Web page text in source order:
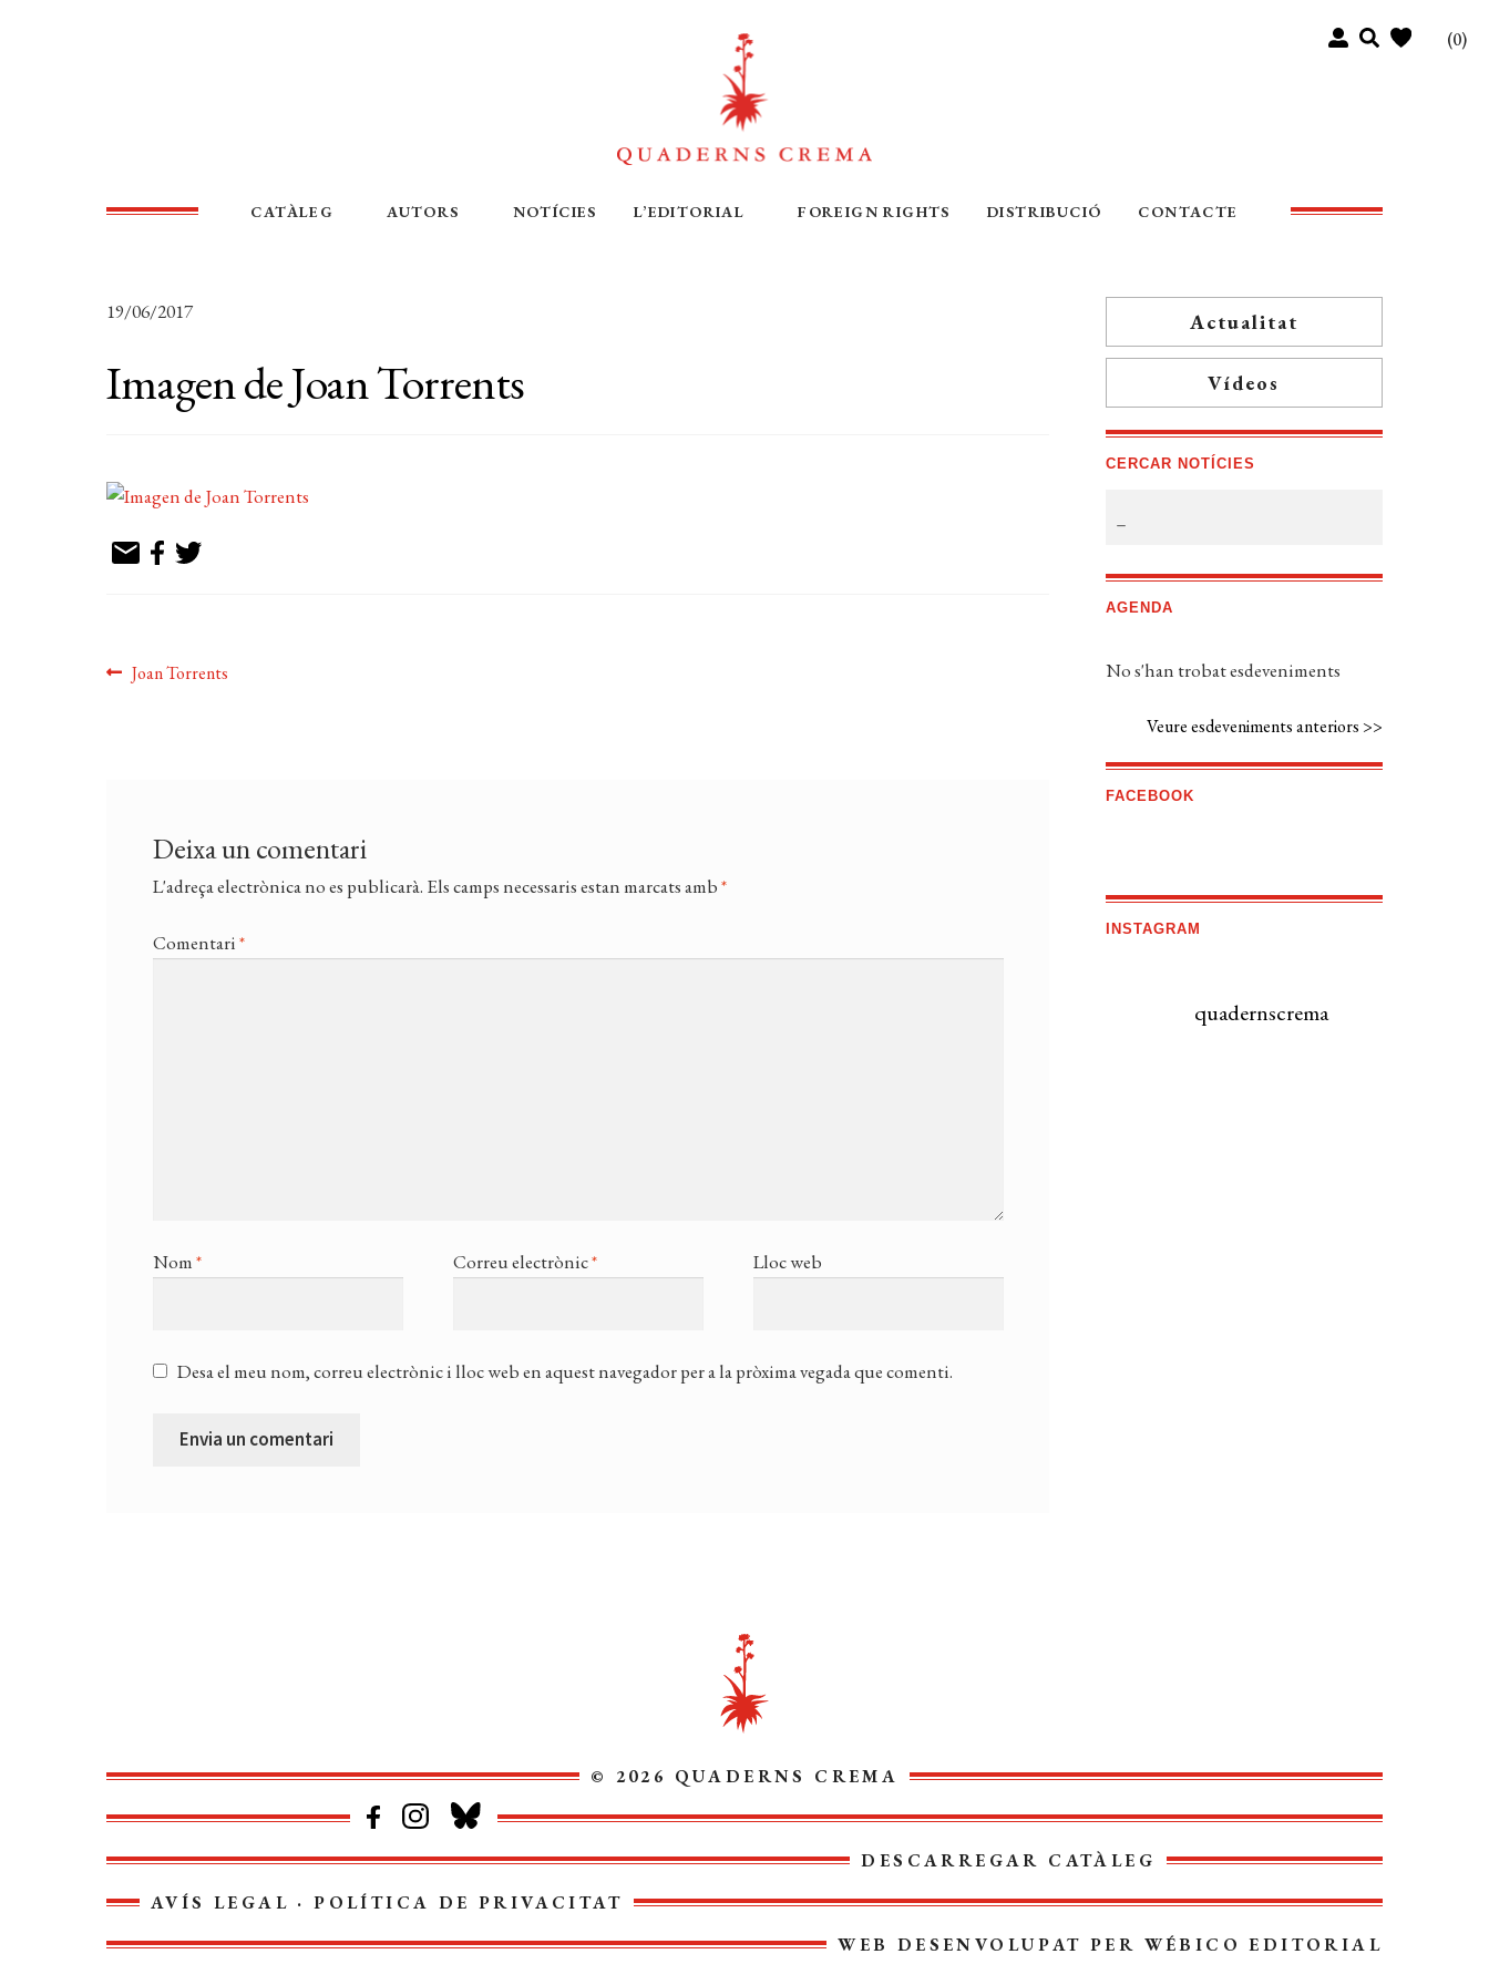
(0)
CATÀLEG AUTORS NOTÍCIES L’EDITORIAL FOREIGN RIGHTS DISTRIBUCIÓ CONTACTE
19/06/2017
Imagen de Joan Torrents
Navegació
Entrada
Joan Torrents
Deixa un comentari
L'adreça electrònica no es publicarà. Els camps necessaris estan marcats amb*
Comentari*
Nom* Correu electrònic* Lloc web
Desa el meu nom, correu electrònic i lloc web en aquest navegador per a la pròxima vegada que comenti.
Actualitat
Vídeos
CERCAR NOTÍCIES
AGENDA
No s'han trobat esdeveniments
Veure esdeveniments anteriors >>
FACEBOOK
INSTAGRAM
quadernscrema
© 2026 QUADERNS CREMA
DESCARREGAR CATÀLEG
AVÍS LEGAL ·POLÍTICA DE PRIVACITAT
WEB DESENVOLUPAT PER WÉBICO EDITORIAL